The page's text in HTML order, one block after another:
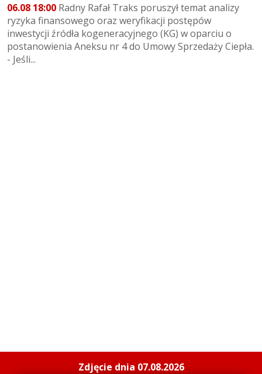
06.08 18:00 Radny Rafał Traks poruszył temat analizy
ryzyka finansowego oraz weryfikacji postępów
inwestycji źródła kogeneracyjnego (KG) w oparciu o
postanowienia Aneksu nr 4 do Umowy Sprzedaży Ciepła.
- Jeśli...
Zdjęcie dnia 07.08.2026